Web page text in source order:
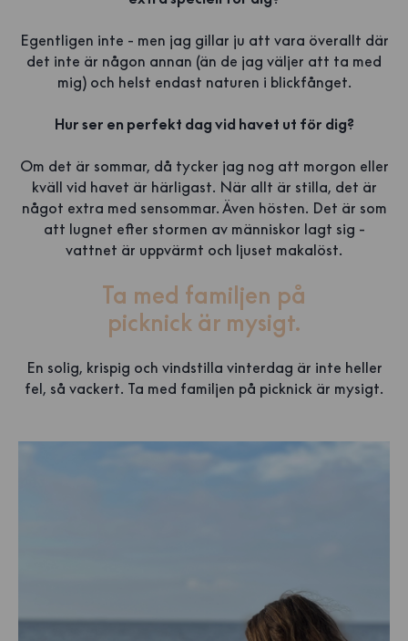
Egentligen inte - men jag gillar ju att vara överallt där
det inte är någon annan (än de jag väljer att ta med
mig) och helst endast naturen i blickfånget.
Hur ser en perfekt dag vid havet ut för dig?
Om det är sommar, då tycker jag nog att morgon eller
kväll vid havet är härligast. När allt är stilla, det är
något extra med sensommar. Även hösten. Det är som
att lugnet efter stormen av människor lagt sig -
vattnet är uppvärmt och ljuset makalöst.
Ta med familjen på
picknick är mysigt.
En solig, krispig och vindstilla vinterdag är inte heller
fel, så vackert. Ta med familjen på picknick är mysigt.